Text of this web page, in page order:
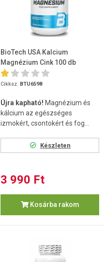
BioTech USA Kalcium
Magnézium Cink 100 db
tabletta
Cikksz. BTU6598
Újra kapható! Magnézium és
kálcium az egészséges
izmokért, csontokért és fog...
Készleten
3 990 Ft
Kosárba rakom